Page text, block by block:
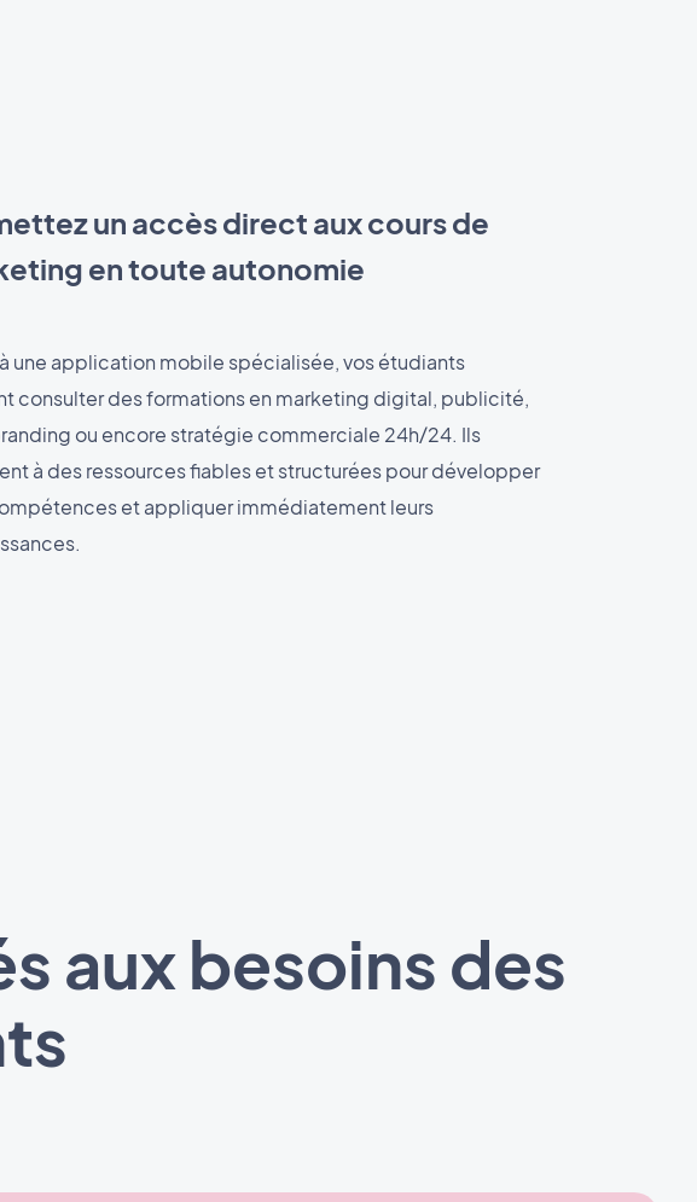
un accès direct aux cours de
en toute autonomie
une application mobile spécialisée, vos étudiants
consulter des formations en marketing digital, publicité,
ou encore stratégie commerciale 24h/24. Ils
à des ressources fiables et structurées pour développer
et appliquer immédiatement leurs
aux besoins des